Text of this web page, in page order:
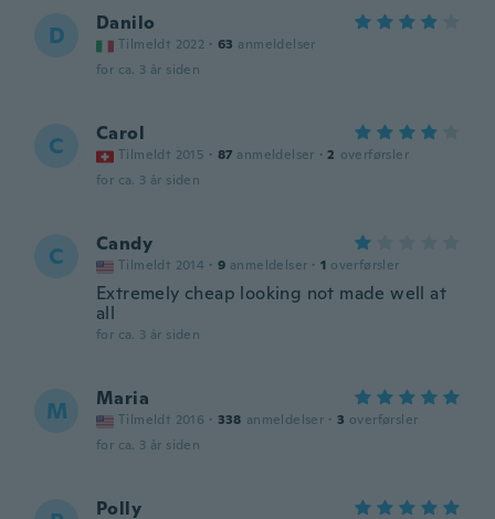
D Danilo
Tilmeldt 2022 · 63 anmeldelser
for ca. 3 år siden
C Carol
Tilmeldt 2015 · 87 anmeldelser · 2 overførsler
for ca. 3 år siden
C Candy
Tilmeldt 2014 · 9 anmeldelser · 1 overførsler
Extremely cheap looking not made well at
all
for ca. 3 år siden
M Maria
Tilmeldt 2016 · 338 anmeldelser · 3 overførsler
for ca. 3 år siden
Polly